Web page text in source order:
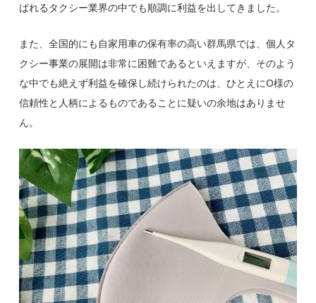
ばれるタクシー業界の中でも順調に利益を出してきました。
また、全国的にも自家用車の保有率の高い群馬県では、個人タ
クシー事業の展開は非常に困難である といえますが、 そのよう
な中でも絶えず利益を確保し続けられたのは、ひとえにO様の
信頼性と人柄によるものであることに疑いの余地はありませ
ん。